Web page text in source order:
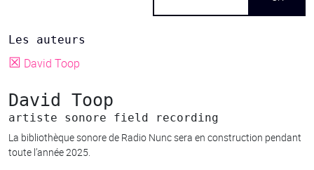
Les auteurs
☒ David Toop
David Toop
artiste sonore field recording
La bibliothèque sonore de Radio Nunc sera en construction pendant
toute l’année 2025.